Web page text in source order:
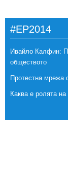
#EP2014
Ивайло Калфин:
обществото
Протестна мрежа
Каква е ролята